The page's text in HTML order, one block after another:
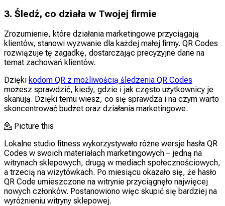
3. Śledź, co działa w Twojej firmie
Zrozumienie, które działania marketingowe przyciągają
klientów, stanowi wyzwanie dla każdej małej firmy. QR Codes
rozwiązuje tę zagadkę, dostarczając precyzyjne dane na
temat zachowań klientów.
Dzięki kodom QR z możliwością śledzenia QR Codes
możesz sprawdzić, kiedy, gdzie i jak często użytkownicy je
skanują. Dzięki temu wiesz, co się sprawdza i na czym warto
skoncentrować budżet oraz działania marketingowe.
💁 Picture this
Lokalne studio fitness wykorzystywało różne wersje hasła QR
Codes w swoich materiałach marketingowych – jedną na
witrynach sklepowych, drugą w mediach społecznościowych,
a trzecią na wizytówkach. Po miesiącu okazało się, że hasło
QR Code umieszczone na witrynie przyciągnęło najwięcej
nowych członków. Postanowiono więc skupić się bardziej na
wyróżnieniu witryny sklepowej.